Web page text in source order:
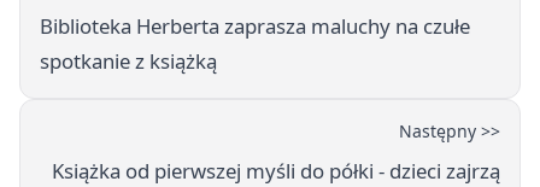
Biblioteka Herberta zaprasza maluchy na czułe
spotkanie z książką
Następny >>
Książka od pierwszej myśli do półki - dzieci zajrzą